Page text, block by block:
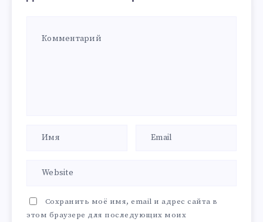
Сохранить моё имя, email и адрес сайта в
этом браузере для последующих моих